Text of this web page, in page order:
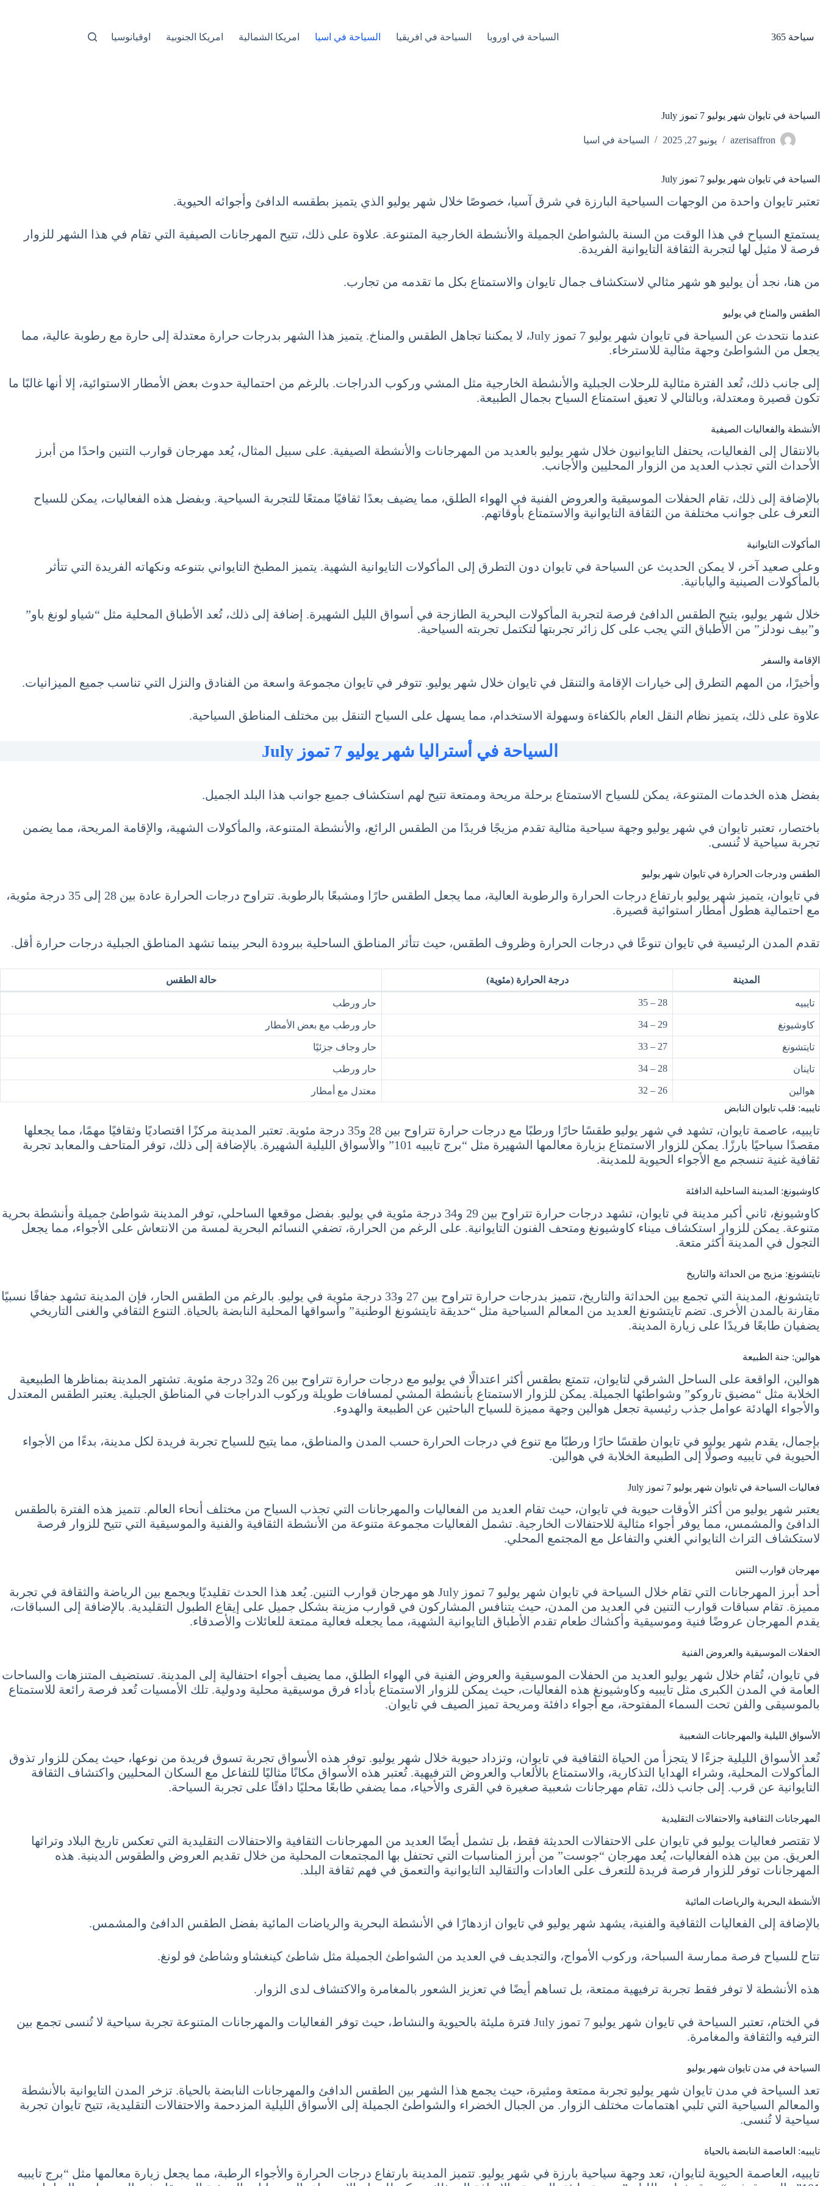
سياحة 365 السياحة في اوروبا السياحة في افريقيا السياحة في اسيا امريكا الشمالية امريكا الجنوبية اوقيانوسيا
السياحة في تايوان شهر يوليو 7 تموز July
azerisaffron يونيو 27, 2025 السياحة في اسيا
السياحة في تايوان شهر يوليو 7 تموز July
تعتبر تايوان واحدة من الوجهات السياحية البارزة في شرق آسيا، خصوصًا خلال شهر يوليو الذي يتميز بطقسه الدافئ وأجوائه الحيوية.
يستمتع السياح في هذا الوقت من السنة بالشواطئ الجميلة والأنشطة الخارجية المتنوعة. علاوة على ذلك، تتيح المهرجانات الصيفية التي تقام في هذا الشهر للزوار
فرصة لا مثيل لها لتجربة الثقافة التايوانية الفريدة.
من هنا، نجد أن يوليو هو شهر مثالي لاستكشاف جمال تايوان والاستمتاع بكل ما تقدمه من تجارب.
الطقس والمناخ في يوليو
عندما نتحدث عن السياحة في تايوان شهر يوليو 7 تموز July، لا يمكننا تجاهل الطقس والمناخ. يتميز هذا الشهر بدرجات حرارة معتدلة إلى حارة مع رطوبة عالية، مما
يجعل من الشواطئ وجهة مثالية للاسترخاء.
إلى جانب ذلك، تُعد الفترة مثالية للرحلات الجبلية والأنشطة الخارجية مثل المشي وركوب الدراجات. بالرغم من احتمالية حدوث بعض الأمطار الاستوائية، إلا أنها غالبًا ما
تكون قصيرة ومعتدلة، وبالتالي لا تعيق استمتاع السياح بجمال الطبيعة.
الأنشطة والفعاليات الصيفية
بالانتقال إلى الفعاليات، يحتفل التايوانيون خلال شهر يوليو بالعديد من المهرجانات والأنشطة الصيفية. على سبيل المثال، يُعد مهرجان قوارب التنين واحدًا من أبرز
الأحداث التي تجذب العديد من الزوار المحليين والأجانب.
بالإضافة إلى ذلك، تقام الحفلات الموسيقية والعروض الفنية في الهواء الطلق، مما يضيف بعدًا ثقافيًا ممتعًا للتجربة السياحية. وبفضل هذه الفعاليات، يمكن للسياح
التعرف على جوانب مختلفة من الثقافة التايوانية والاستمتاع بأوقاتهم.
المأكولات التايوانية
وعلى صعيد آخر، لا يمكن الحديث عن السياحة في تايوان دون التطرق إلى المأكولات التايوانية الشهية. يتميز المطبخ التايواني بتنوعه ونكهاته الفريدة التي تتأثر
بالمأكولات الصينية واليابانية.
خلال شهر يوليو، يتيح الطقس الدافئ فرصة لتجربة المأكولات البحرية الطازجة في أسواق الليل الشهيرة. إضافة إلى ذلك، تُعد الأطباق المحلية مثل “شياو لونغ باو”
و”بيف نودلز” من الأطباق التي يجب على كل زائر تجربتها لتكتمل تجربته السياحية.
الإقامة والسفر
وأخيرًا، من المهم التطرق إلى خيارات الإقامة والتنقل في تايوان خلال شهر يوليو. تتوفر في تايوان مجموعة واسعة من الفنادق والنزل التي تناسب جميع الميزانيات.
علاوة على ذلك، يتميز نظام النقل العام بالكفاءة وسهولة الاستخدام، مما يسهل على السياح التنقل بين مختلف المناطق السياحية.
السياحة في أستراليا شهر يوليو 7 تموز July
بفضل هذه الخدمات المتنوعة، يمكن للسياح الاستمتاع برحلة مريحة وممتعة تتيح لهم استكشاف جميع جوانب هذا البلد الجميل.
باختصار، تعتبر تايوان في شهر يوليو وجهة سياحية مثالية تقدم مزيجًا فريدًا من الطقس الرائع، والأنشطة المتنوعة، والمأكولات الشهية، والإقامة المريحة، مما يضمن
تجربة سياحية لا تُنسى.
الطقس ودرجات الحرارة في تايوان شهر يوليو
في تايوان، يتميز شهر يوليو بارتفاع درجات الحرارة والرطوبة العالية، مما يجعل الطقس حارًا ومشبعًا بالرطوبة. تتراوح درجات الحرارة عادة بين 28 إلى 35 درجة مئوية،
مع احتمالية هطول أمطار استوائية قصيرة.
تقدم المدن الرئيسية في تايوان تنوعًا في درجات الحرارة وظروف الطقس، حيث تتأثر المناطق الساحلية ببرودة البحر بينما تشهد المناطق الجبلية درجات حرارة أقل.
المدينة درجة الحرارة (مئوية) حالة الطقس
تايبيه 28 – 35 حار ورطب
كاوشيونغ 29 – 34 حار ورطب مع بعض الأمطار
تايتشونغ 27 – 33 حار وجاف جزئيًا
تاينان 28 – 34 حار ورطب
هوالين 26 – 32
معتدل مع أمطار
تايبيه: قلب تايوان النابض
تايبيه، عاصمة تايوان، تشهد في شهر يوليو طقسًا حارًا ورطبًا مع درجات حرارة تتراوح بين 28 و35 درجة مئوية. تعتبر المدينة مركزًا اقتصاديًا وثقافيًا مهمًا، مما يجعلها
مقصدًا سياحيًا بارزًا. يمكن للزوار الاستمتاع بزيارة معالمها الشهيرة مثل “برج تايبيه 101” والأسواق الليلية الشهيرة. بالإضافة إلى ذلك، توفر المتاحف والمعابد تجربة
ثقافية غنية تنسجم مع الأجواء الحيوية للمدينة.
كاوشيونغ: المدينة الساحلية الدافئة
كاوشيونغ، ثاني أكبر مدينة في تايوان، تشهد درجات حرارة تتراوح بين 29 و34 درجة مئوية في يوليو. بفضل موقعها الساحلي، توفر المدينة شواطئ جميلة وأنشطة بحرية
متنوعة. يمكن للزوار استكشاف ميناء كاوشيونغ ومتحف الفنون التايوانية. على الرغم من الحرارة، تضفي النسائم البحرية لمسة من الانتعاش على الأجواء، مما يجعل
التجول في المدينة أكثر متعة.
تايتشونغ: مزيج من الحداثة والتاريخ
تايتشونغ، المدينة التي تجمع بين الحداثة والتاريخ، تتميز بدرجات حرارة تتراوح بين 27 و33 درجة مئوية في يوليو. بالرغم من الطقس الحار، فإن المدينة تشهد جفافًا نسبيًا
مقارنة بالمدن الأخرى. تضم تايتشونغ العديد من المعالم السياحية مثل “حديقة تايتشونغ الوطنية” وأسواقها المحلية النابضة بالحياة. التنوع الثقافي والغنى التاريخي
يضفيان طابعًا فريدًا على زيارة المدينة.
هوالين: جنة الطبيعة
هوالين، الواقعة على الساحل الشرقي لتايوان، تتمتع بطقس أكثر اعتدالًا في يوليو مع درجات حرارة تتراوح بين 26 و32 درجة مئوية. تشتهر المدينة بمناظرها الطبيعية
الخلابة مثل “مضيق تاروكو” وشواطئها الجميلة. يمكن للزوار الاستمتاع بأنشطة المشي لمسافات طويلة وركوب الدراجات في المناطق الجبلية. يعتبر الطقس المعتدل
والأجواء الهادئة عوامل جذب رئيسية تجعل هوالين وجهة مميزة للسياح الباحثين عن الطبيعة والهدوء.
بإجمال، يقدم شهر يوليو في تايوان طقسًا حارًا ورطبًا مع تنوع في درجات الحرارة حسب المدن والمناطق، مما يتيح للسياح تجربة فريدة لكل مدينة، بدءًا من الأجواء
الحيوية في تايبيه وصولًا إلى الطبيعة الخلابة في هوالين.
فعاليات السياحة في تايوان شهر يوليو 7 تموز July
يعتبر شهر يوليو من أكثر الأوقات حيوية في تايوان، حيث تقام العديد من الفعاليات والمهرجانات التي تجذب السياح من مختلف أنحاء العالم. تتميز هذه الفترة بالطقس
الدافئ والمشمس، مما يوفر أجواء مثالية للاحتفالات الخارجية. تشمل الفعاليات مجموعة متنوعة من الأنشطة الثقافية والفنية والموسيقية التي تتيح للزوار فرصة
لاستكشاف التراث التايواني الغني والتفاعل مع المجتمع المحلي.
مهرجان قوارب التنين
أحد أبرز المهرجانات التي تقام خلال السياحة في تايوان شهر يوليو 7 تموز July هو مهرجان قوارب التنين. يُعد هذا الحدث تقليديًا ويجمع بين الرياضة والثقافة في تجربة
مميزة. تقام سباقات قوارب التنين في العديد من المدن، حيث يتنافس المشاركون في قوارب مزينة بشكل جميل على إيقاع الطبول التقليدية. بالإضافة إلى السباقات،
يقدم المهرجان عروضًا فنية وموسيقية وأكشاك طعام تقدم الأطباق التايوانية الشهية، مما يجعله فعالية ممتعة للعائلات والأصدقاء.
الحفلات الموسيقية والعروض الفنية
في تايوان، تُقام خلال شهر يوليو العديد من الحفلات الموسيقية والعروض الفنية في الهواء الطلق، مما يضيف أجواء احتفالية إلى المدينة. تستضيف المتنزهات والساحات
العامة في المدن الكبرى مثل تايبيه وكاوشيونغ هذه الفعاليات، حيث يمكن للزوار الاستمتاع بأداء فرق موسيقية محلية ودولية. تلك الأمسيات تُعد فرصة رائعة للاستمتاع
بالموسيقى والفن تحت السماء المفتوحة، مع أجواء دافئة ومريحة تميز الصيف في تايوان.
الأسواق الليلية والمهرجانات الشعبية
تُعد الأسواق الليلية جزءًا لا يتجزأ من الحياة الثقافية في تايوان، وتزداد حيوية خلال شهر يوليو. توفر هذه الأسواق تجربة تسوق فريدة من نوعها، حيث يمكن للزوار تذوق
المأكولات المحلية، وشراء الهدايا التذكارية، والاستمتاع بالألعاب والعروض الترفيهية. تُعتبر هذه الأسواق مكانًا مثاليًا للتفاعل مع السكان المحليين واكتشاف الثقافة
التايوانية عن قرب. إلى جانب ذلك، تقام مهرجانات شعبية صغيرة في القرى والأحياء، مما يضفي طابعًا محليًا دافئًا على تجربة السياحة.
المهرجانات الثقافية والاحتفالات التقليدية
لا تقتصر فعاليات يوليو في تايوان على الاحتفالات الحديثة فقط، بل تشمل أيضًا العديد من المهرجانات الثقافية والاحتفالات التقليدية التي تعكس تاريخ البلاد وتراثها
العريق. من بين هذه الفعاليات، يُعد مهرجان “جوست” من أبرز المناسبات التي تحتفل بها المجتمعات المحلية من خلال تقديم العروض والطقوس الدينية. هذه
المهرجانات توفر للزوار فرصة فريدة للتعرف على العادات والتقاليد التايوانية والتعمق في فهم ثقافة البلد.
الأنشطة البحرية والرياضات المائية
بالإضافة إلى الفعاليات الثقافية والفنية، يشهد شهر يوليو في تايوان ازدهارًا في الأنشطة البحرية والرياضات المائية بفضل الطقس الدافئ والمشمس.
تتاح للسياح فرصة ممارسة السباحة، وركوب الأمواج، والتجديف في العديد من الشواطئ الجميلة مثل شاطئ كينغشاو وشاطئ فو لونغ.
هذه الأنشطة لا توفر فقط تجربة ترفيهية ممتعة، بل تساهم أيضًا في تعزيز الشعور بالمغامرة والاكتشاف لدى الزوار.
في الختام، تعتبر السياحة في تايوان شهر يوليو 7 تموز July فترة مليئة بالحيوية والنشاط، حيث توفر الفعاليات والمهرجانات المتنوعة تجربة سياحية لا تُنسى تجمع بين
الترفيه والثقافة والمغامرة.
السياحة في مدن تايوان شهر يوليو
تعد السياحة في مدن تايوان شهر يوليو تجربة ممتعة ومثيرة، حيث يجمع هذا الشهر بين الطقس الدافئ والمهرجانات النابضة بالحياة. تزخر المدن التايوانية بالأنشطة
والمعالم السياحية التي تلبي اهتمامات مختلف الزوار. من الجبال الخضراء والشواطئ الجميلة إلى الأسواق الليلية المزدحمة والاحتفالات التقليدية، تتيح تايوان تجربة
سياحية لا تُنسى.
تايبيه: العاصمة النابضة بالحياة
تايبيه، العاصمة الحيوية لتايوان، تعد وجهة سياحية بارزة في شهر يوليو. تتميز المدينة بارتفاع درجات الحرارة والأجواء الرطبة، مما يجعل زيارة معالمها مثل “برج تايبيه